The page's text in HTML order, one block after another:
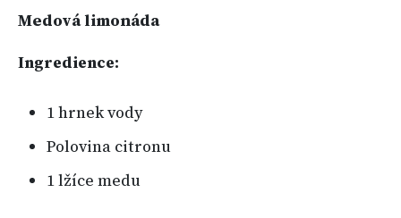
Medová limonáda
Ingredience:
1 hrnek vody
Polovina citronu
1 lžíce medu